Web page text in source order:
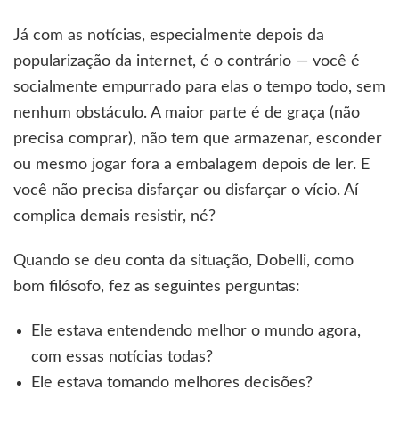
Já com as notícias, especialmente depois da
popularização da internet, é o contrário — você é
socialmente empurrado para elas o tempo todo, sem
nenhum obstáculo. A maior parte é de graça (não
precisa comprar), não tem que armazenar, esconder
ou mesmo jogar fora a embalagem depois de ler. E
você não precisa disfarçar ou disfarçar o vício. Aí
complica demais resistir, né?
Quando se deu conta da situação, Dobelli, como
bom filósofo, fez as seguintes perguntas:
Ele estava entendendo melhor o mundo agora,
com essas notícias todas?
Ele estava tomando melhores decisões?